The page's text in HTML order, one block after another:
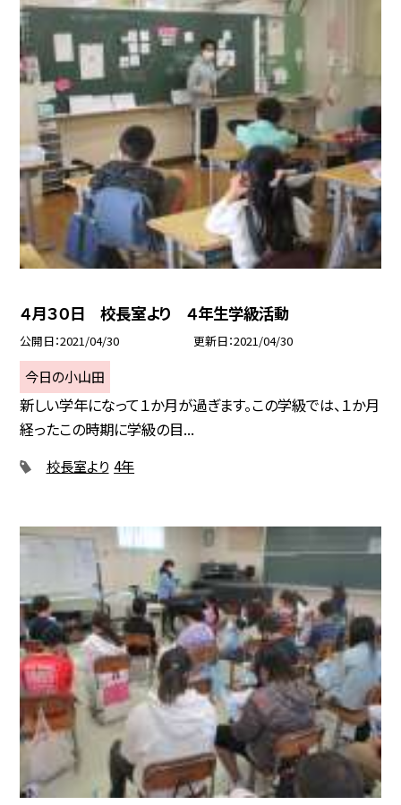
４月３０日 校長室より ４年生学級活動
公開日 2021/04/30 更新日 2021/04/30
今日の小山田
新しい学年になって１か月が過ぎます。この学級では、１か月
経ったこの時期に学級の目...
校長室より 4年